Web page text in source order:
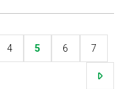
4 5 6 7